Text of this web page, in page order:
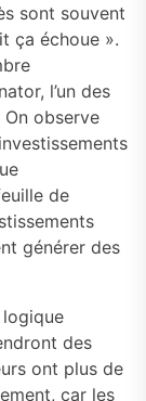
sont souvent
ça échoue ».
l’un des
observe
de
générer des
des
ont plus de
car les